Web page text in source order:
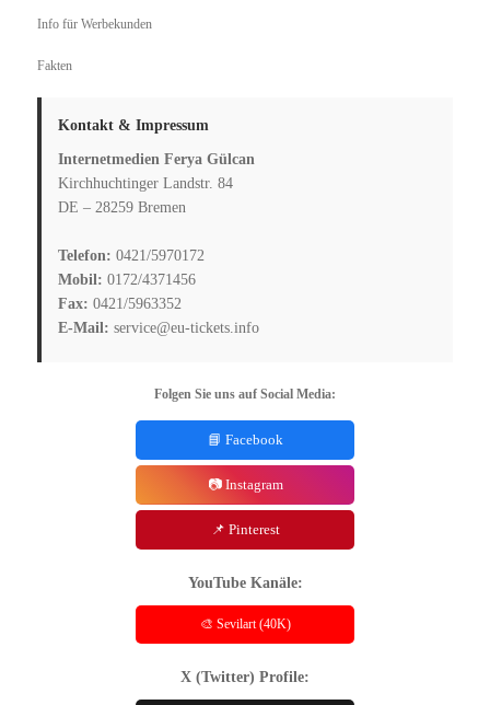
Info für Werbekunden
Fakten
Kontakt & Impressum
Internetmedien Ferya Gülcan
Kirchhuchtinger Landstr. 84
DE – 28259 Bremen
Telefon: 0421/5970172
Mobil: 0172/4371456
Fax: 0421/5963352
E-Mail: service@eu-tickets.info
Folgen Sie uns auf Social Media:
📘 Facebook
📷 Instagram
📌 Pinterest
YouTube Kanäle:
🎨 Sevilart (40K)
X (Twitter) Profile: